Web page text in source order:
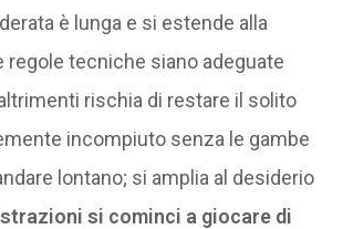
è lunga e si estende alla
regole tecniche siano adeguate
rischia di restare il solito
incompiuto senza le gambe
lontano; si amplia al desiderio
si cominci a giocare di